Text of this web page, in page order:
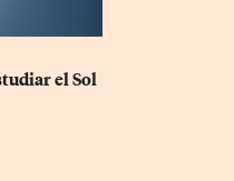
el Sol